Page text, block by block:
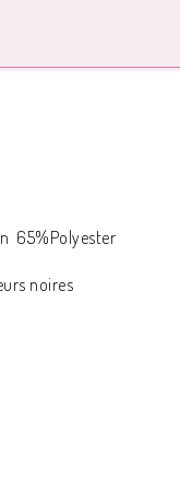
65%Polyester
noires